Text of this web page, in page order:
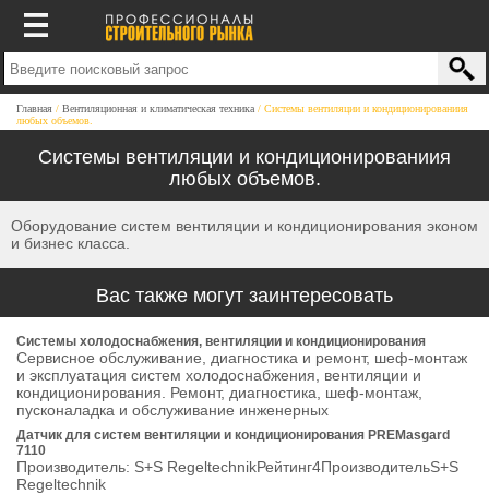
Главная Вентиляционная и климатическая техника
Системы вентиляции и кондиционированиия
любых объемов.
Системы вентиляции и кондиционированиия
любых объемов.
Оборудование систем вентиляции и кондиционирования эконом
и бизнес класса.
Вас также могут заинтересовать
Системы холодоснабжения, вентиляции и кондиционирования
Сервисное обслуживание, диагностика и ремонт, шеф-монтаж
и эксплуатация систем холодоснабжения, вентиляции и
кондиционирования. Ремонт, диагностика, шеф-монтаж,
пусконаладка и обслуживание инженерных
Датчик для систем вентиляции и кондиционирования PREMasgard
7110
Производитель: S+S RegeltechnikРейтинг4ПроизводительS+S
Regeltechnik